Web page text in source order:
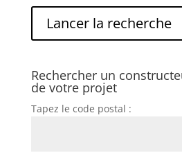
Rechercher un
de votre projet
Tapez le code postal :